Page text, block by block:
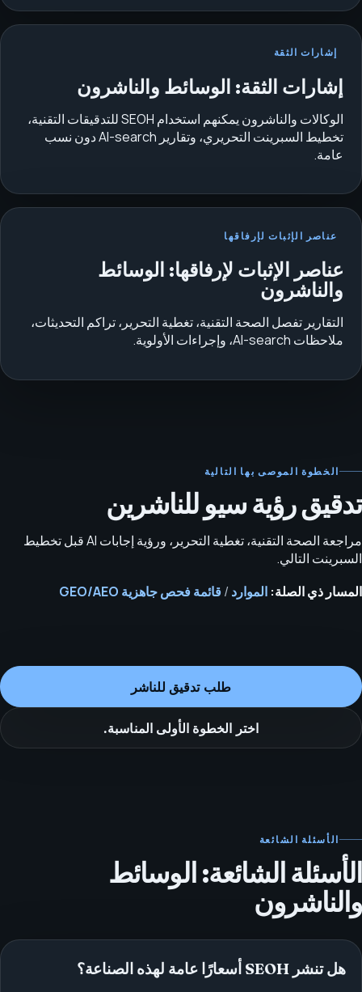
إشارات الثقة
إشارات الثقة: الوسائط والناشرون
الوكالات والناشرون يمكنهم استخدام SEOH للتدقيقات التقنية،
تخطيط السبرينت التحريري، وتقارير AI-search دون نسب
عامة.
عناصر الإثبات لإرفاقها
عناصر الإثبات لإرفاقها: الوسائط
والناشرون
التقارير تفصل الصحة التقنية، تغطية التحرير، تراكم التحديثات،
ملاحظات AI-search، وإجراءات الأولوية.
الخطوة الموصى بها التالية
تدقيق رؤية سيو للناشرين
مراجعة الصحة التقنية، تغطية التحرير، ورؤية إجابات AI قبل تخطيط
السبرينت التالي.
المسار ذي الصلة: الموارد /قائمة فحص جاهزية GEO/AEO
طلب تدقيق للناشر
اختر الخطوة الأولى المناسبة.
الأسئلة الشائعة
الأسئلة الشائعة: الوسائط
والناشرون
هل تنشر SEOH أسعارًا عامة لهذه الصناعة؟